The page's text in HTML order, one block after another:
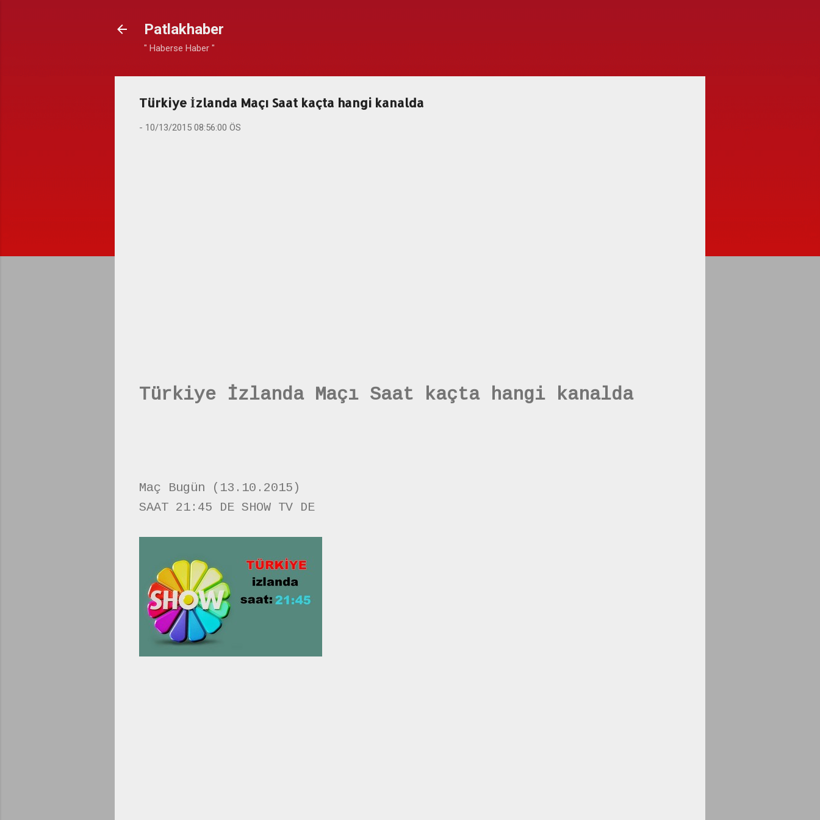
Patlakhaber
" Haberse Haber "
Türkiye İzlanda Maçı Saat kaçta hangi kanalda
- 10/13/2015 08:56:00 ÖS
Türkiye İzlanda Maçı Saat kaçta hangi kanalda
Maç Bugün (13.10.2015)
SAAT 21:45 DE SHOW TV DE